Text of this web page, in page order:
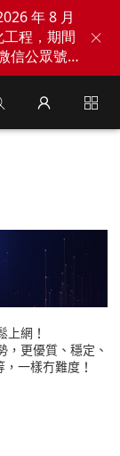
年 8 月
工程，期間
信公眾號
諒！
網！
更優質、穩定、
一樣冇難度！